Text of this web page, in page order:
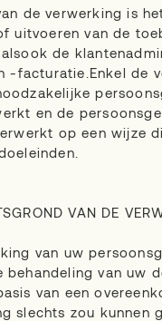
de verwerking is
uitvoeren van de
de
-facturatie.Enkel de
en de
op een wijze
VAN DE
van uw
behandeling van uw
van een
slechts zou kunnen